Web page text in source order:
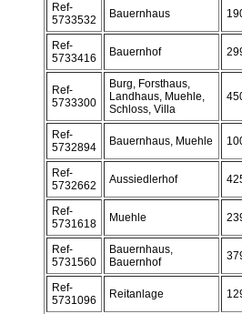
Ref-
5733532
Bauernhaus
Ref-
5733416
Bauernhof
Ref-
5733300
Burg, Forsthaus,
Landhaus, Muehle,
Schloss, Villa
Ref-
5732894
Bauernhaus, Muehle
Ref-
5732662
Aussiedlerhof
Ref-
5731618
Muehle
Ref-
5731560
Bauernhaus,
Bauernhof
Ref-
5731096
Reitanlage